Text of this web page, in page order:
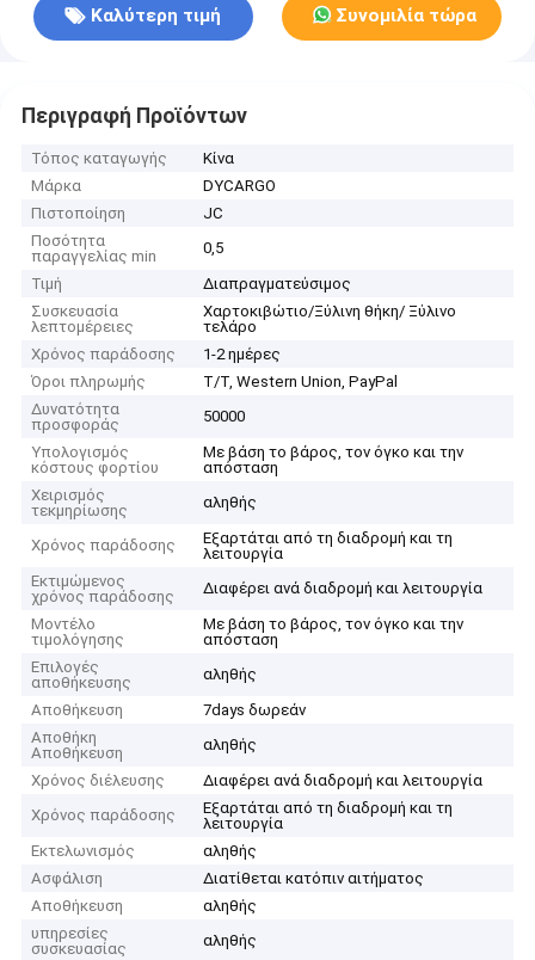
Καλύτερη τιμή Συνομιλία τώρα
Περιγραφή Προϊόντων
Τόπος καταγωγής
Κίνα
Μάρκα
DYCARGO
Πιστοποίηση
JC
Ποσότητα
παραγγελίας min
0,5
Τιμή
Διαπραγματεύσιμος
Συσκευασία
λεπτομέρειες
Χαρτοκιβώτιο/Ξύλινη θήκη/ Ξύλινο
τελάρο
Χρόνος παράδοσης
1-2 ημέρες
Όροι πληρωμής
T/T, Western Union, PayPal
Δυνατότητα
προσφοράς
50000
Υπολογισμός
κόστους φορτίου
Με βάση το βάρος, τον όγκο και την
απόσταση
Χειρισμός
τεκμηρίωσης
αληθής
Χρόνος παράδοσης
Εξαρτάται από τη διαδρομή και τη
λειτουργία
Εκτιμώμενος
χρόνος παράδοσης
Διαφέρει ανά διαδρομή και λειτουργία
Μοντέλο
τιμολόγησης
Με βάση το βάρος, τον όγκο και την
απόσταση
Επιλογές
αποθήκευσης
αληθής
Αποθήκευση
7days δωρεάν
Αποθήκη
Αποθήκευση
αληθής
Χρόνος διέλευσης
Διαφέρει ανά διαδρομή και λειτουργία
Χρόνος παράδοσης
Εξαρτάται από τη διαδρομή και τη
λειτουργία
Εκτελωνισμός
αληθής
Ασφάλιση
Διατίθεται κατόπιν αιτήματος
Αποθήκευση
αληθής
υπηρεσίες
συσκευασίας
αληθής